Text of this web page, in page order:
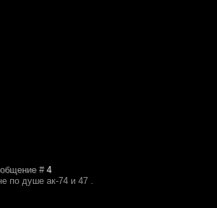
# 4
по душе ак-74 и 47 .